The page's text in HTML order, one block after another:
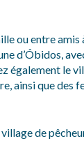
ou entre amis
d’Óbidos,
également le
ainsi que des
de